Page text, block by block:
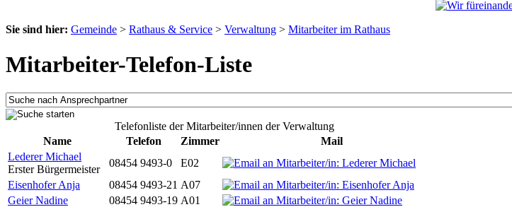
Sie sind hier: Gemeinde > Rathaus & Service > Verwaltung > Mitarbeiter im Rathaus
Mitarbeiter-Telefon-Liste
Telefonliste der Mitarbeiter/innen der Verwaltung
Name
Telefon Zimmer
Mail
Lederer Michael
Erster Bürgermeister
08454 9493-0
E02
Eisenhofer Anja
08454 9493-21 A07
Geier Nadine
08454 9493-19 A01